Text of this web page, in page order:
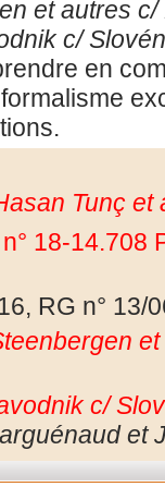
et autres c/
c/
en
Tunç et
18-14.708
RG n° 13/
c/
et